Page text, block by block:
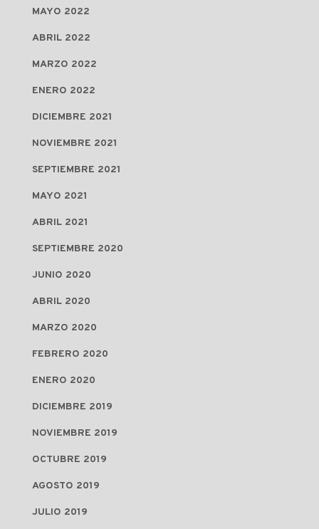
MAYO 2022
ABRIL 2022
MARZO 2022
ENERO 2022
DICIEMBRE 2021
NOVIEMBRE 2021
SEPTIEMBRE 2021
MAYO 2021
ABRIL 2021
SEPTIEMBRE 2020
JUNIO 2020
ABRIL 2020
MARZO 2020
FEBRERO 2020
ENERO 2020
DICIEMBRE 2019
NOVIEMBRE 2019
OCTUBRE 2019
AGOSTO 2019
JULIO 2019